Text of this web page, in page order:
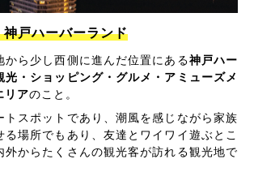
戸ハーバーランド
から少し西側に進んだ位置にある神戸ハー
光・ショッピング・グルメ・アミューズメ
リアのこと。
トスポットであり、潮風を感じながら家族
る場所でもあり、友達とワイワイ遊ぶとこ
外からたくさんの観光客が訪れる観光地で